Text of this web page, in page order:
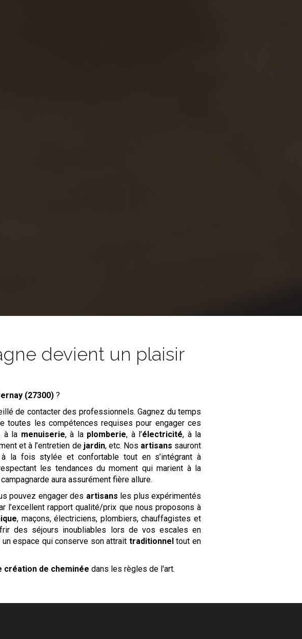
devient un plaisir
(27300) ?
de contacter des professionnels. Gagnez du temps
toutes les compétences requises pour engager ces
à la menuiserie, à la plomberie, à l’électricité, à la
et à l’entretien de jardin, etc. Nos artisans sauront
la fois stylée et confortable tout en s’intégrant à
les tendances du moment qui marient à la
aura assurément fière allure.
pouvez engager des artisans les plus expérimentés
l’excellent rapport qualité/prix que nous proposons à
, maçons, électriciens, plombiers, chauffagistes et
des séjours inoubliables lors de vos escales en
espace qui conserve son attrait traditionnel tout en
création de cheminée dans les règles de l'art.